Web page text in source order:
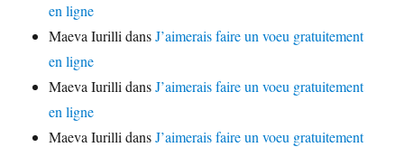
en ligne
Maeva Iurilli dansJ’aimerais faire un voeu gratuitement
en ligne
Maeva Iurilli dansJ’aimerais faire un voeu gratuitement
en ligne
Maeva Iurilli dansJ’aimerais faire un voeu gratuitement